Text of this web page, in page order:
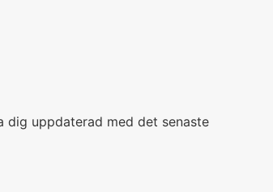
dig uppdaterad med det senaste